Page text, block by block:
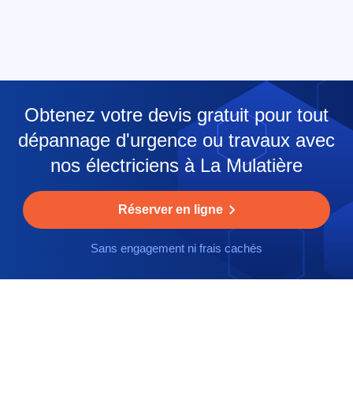
Obtenez votre devis gratuit pour tout
dépannage d'urgence ou travaux avec
nos électriciens à La Mulatière
Réserver en ligne
Sans engagement ni frais cachés